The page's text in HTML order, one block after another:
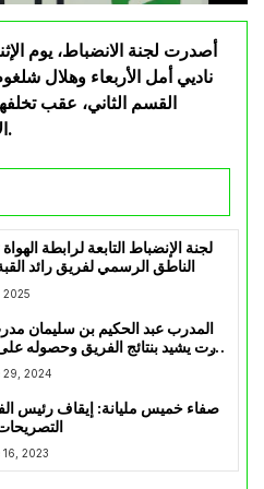
أصدرت لجنة الانضباط، يوم
ناديي أمل الأربعاء وهلال
القسم الثاني، عقب
الافتتاحية من الموسم الجديد.
لجنة الإنضباط التابعة لرابطة
الناطق الرسمي لفريق رائد
2025
المدرب عبد الحكيم بن سليمان
تيارت يشيد بنتائج الفريق وحصوله
الثالثة بعد
29, 2024
صفاء خميس مليانة: إيقاف رئيس
16, 2023